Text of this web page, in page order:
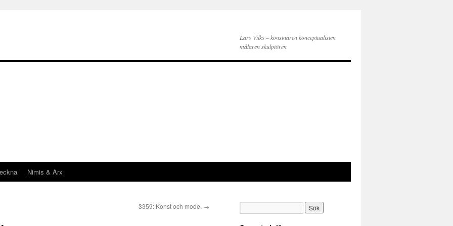
Lars Vilks – konstnären konceptualisten
målaren skulptören
Nimis & Arx
3359: Konst och mode. →